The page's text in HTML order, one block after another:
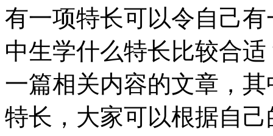
有一项特长可以令自己
中生学什么特长比较合
一篇相关内容的文章，
特长，大家可以根据自